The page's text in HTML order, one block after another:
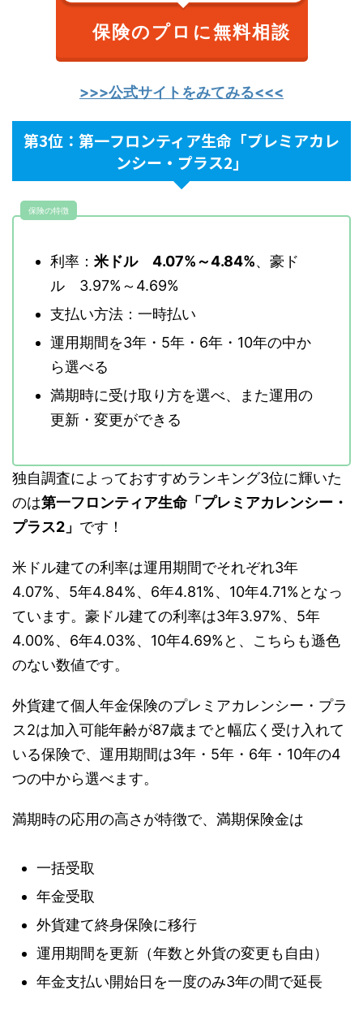
保険のプロに無料相談
>>>公式サイトをみてみる<<<
第3位：第一フロンティア生命「プレミアカレ
ンシー・プラス2」
保険の特徴
利率： 米ドル 4.07%～4.84%、豪ド
ル 3.97%～4.69%
支払い方法：一時払い
運用期間を3年・5年・6年・10年の中か
ら選べる
満期時に受け取り方を選べ、また運用の
更新・変更ができる
独自調査によっておすすめランキング3位に輝いた
のは第一フロンティア生命「プレミアカレンシー・
プラス2」 です！
米ドル建ての利率は運用期間でそれぞれ3年
4.07%、5年4.84%、6年4.81%、10年4.71%となっ
ています。豪ドル建ての利率は3年3.97%、5年
4.00%、6年4.03%、10年4.69%と、こちらも遜色
のない数値です。
外貨建て個人年金保険のプレミアカレンシー・プラ
ス2は加入可能年齢が87歳までと幅広く受け入れて
いる保険で、運用期間は3年・5年・6年・10年の4
つの中から選べます。
満期時の応用の高さが特徴で、満期保険金は
一括受取
年金受取
外貨建て終身保険に移行
運用期間を更新（年数と外貨の変更も自由）
年金支払い開始日を一度のみ3年の間で延長